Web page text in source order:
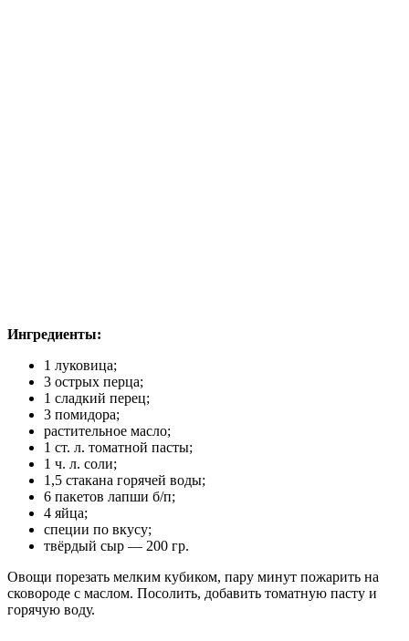
Ингредиенты:
1 луковица;
3 острых перца;
1 сладкий перец;
3 помидора;
растительное масло;
1 ст. л. томатной пасты;
1 ч. л. соли;
1,5 стакана горячей воды;
6 пакетов лапши б/п;
4 яйца;
специи по вкусу;
твёрдый сыр — 200 гр.
Овощи порезать мелким кубиком, пару минут пожарить на
сковороде с маслом. Посолить, добавить томатную пасту и
горячую воду.